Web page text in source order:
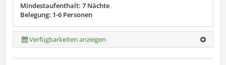
Mindestaufenthalt: 7 Nächte
Belegung: 1-6 Personen
Verfügbarkeiten anzeigen